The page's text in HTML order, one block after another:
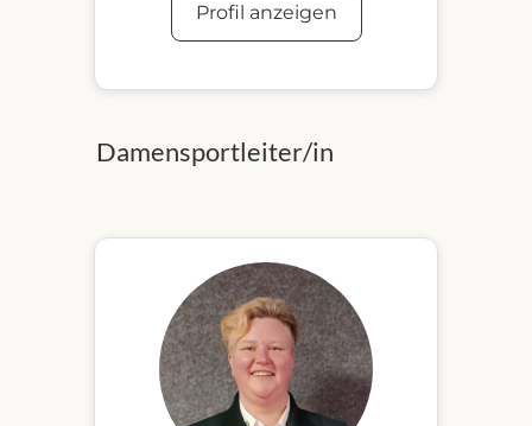
Profil anzeigen
Damensportleiter/in